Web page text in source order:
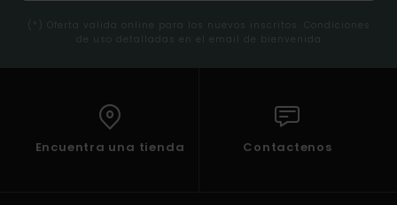
(*) Oferta valida online para los nuevos inscritos. Condiciones
de uso detalladas en el email de bienvenida
Encuentra una tienda Contactenos